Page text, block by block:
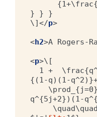
} } }
\]</p>
<h2>A Rogers-
<p>\[
{(1-q)(1-
q^{5j+2})(1-